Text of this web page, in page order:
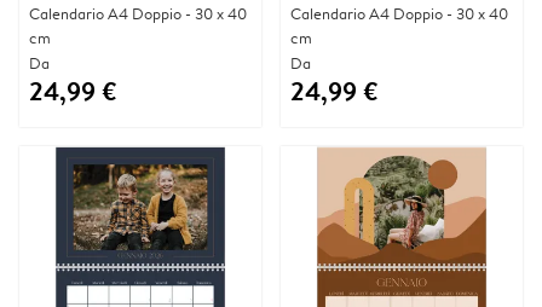
Calendario A4 Doppio - 30 x 40
cm
Da
24,99 €
Calendario A4 Doppio - 30 x 40
cm
Da
24,99 €